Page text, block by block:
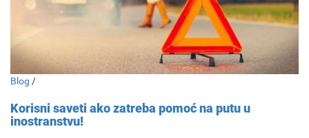
Blog /
Korisni saveti ako zatreba pomoć na putu u
inostranstvu!